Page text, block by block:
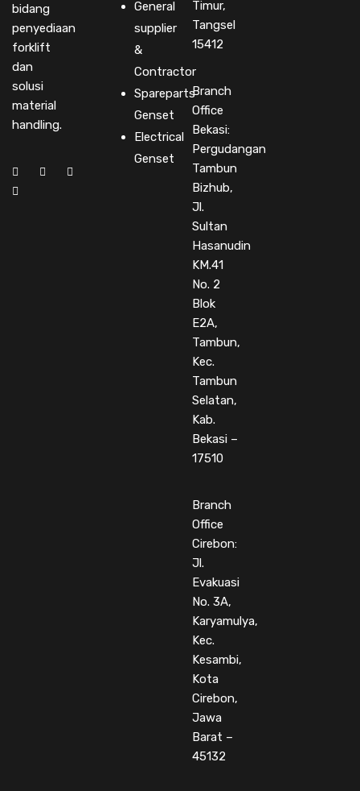
bidang
penyediaan
forklift
dan
solusi
material
handling.
General
supplier
&
Contractor
Spareparts
Genset
Electrical
Genset
Timur,
Tangsel
15412
Branch
Office
Bekasi:
Pergudangan
Tambun
Bizhub,
Jl.
Sultan
Hasanudin
KM.41
No. 2
Blok
E2A,
Tambun,
Kec.
Tambun
Selatan,
Kab.
Bekasi –
17510
Branch
Office
Cirebon:
Jl.
Evakuasi
No. 3A,
Karyamulya,
Kec.
Kesambi,
Kota
Cirebon,
Jawa
Barat –
45132